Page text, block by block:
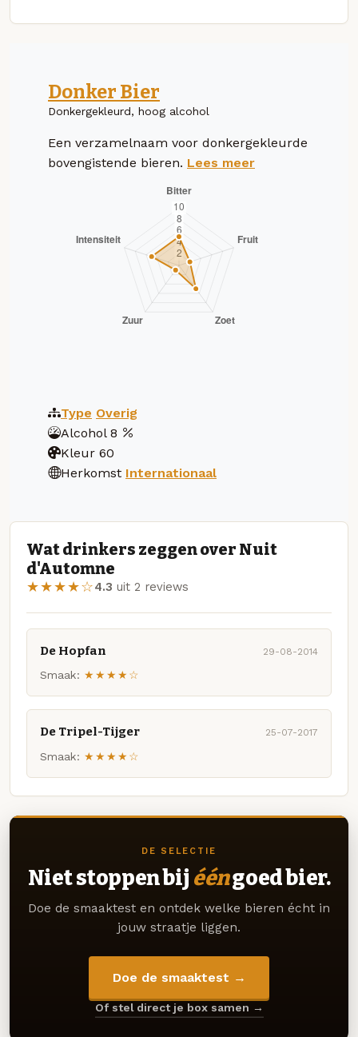
Donker Bier
Donkergekleurd, hoog alcohol
Een verzamelnaam voor donkergekleurde
bovengistende bieren. Lees meer
Type Overig
Alcohol 8
Kleur 60
Herkomst Internationaal
Wat drinkers zeggen over Nuit
d'Automne
★★★★☆4.3 uit 2 reviews
De Hopfan 29-08-2014
Smaak: ★★★★☆
De Tripel-Tijger 25-07-2017
Smaak: ★★★★☆
DE SELECTIE
Niet stoppen bij ééngoed bier.
Doe de smaaktest en ontdek welke bieren écht in
jouw straatje liggen.
Doe de smaaktest →
Of stel direct je box samen →